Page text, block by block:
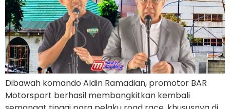
Dibawah komando Aldin Ramadian, promotor BAR
Motorsport berhasil membangkitkan kembali